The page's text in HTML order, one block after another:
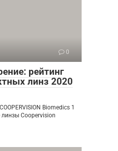
0
рейтинг
линз 2020
Biomedics 1
линзы Сoopervision